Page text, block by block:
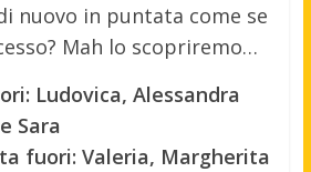
nuovo in puntata come se
Mah lo scopriremo…
Ludovica, Alessandra
Sara
fuori: Valeria, Margherita